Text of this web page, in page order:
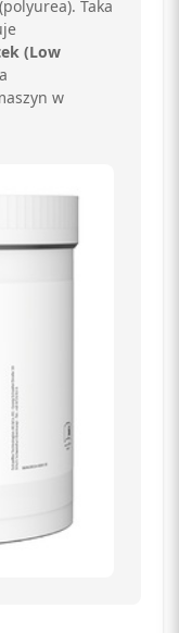
Taka
(Low
w